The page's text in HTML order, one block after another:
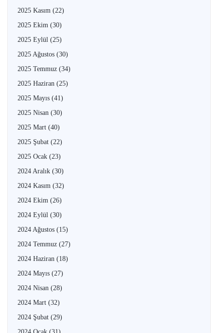
2025 Kasım (22)
2025 Ekim (30)
2025 Eylül (25)
2025 Ağustos (30)
2025 Temmuz (34)
2025 Haziran (25)
2025 Mayıs (41)
2025 Nisan (30)
2025 Mart (40)
2025 Şubat (22)
2025 Ocak (23)
2024 Aralık (30)
2024 Kasım (32)
2024 Ekim (26)
2024 Eylül (30)
2024 Ağustos (15)
2024 Temmuz (27)
2024 Haziran (18)
2024 Mayıs (27)
2024 Nisan (28)
2024 Mart (32)
2024 Şubat (29)